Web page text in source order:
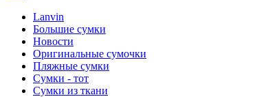
Lanvin
Большие сумки
Новости
Оригинальные сумочки
Пляжные сумки
Сумки - тот
Сумки из ткани